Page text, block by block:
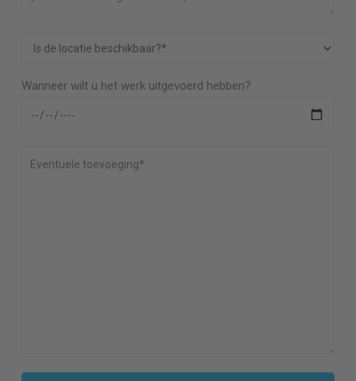
Wanneer wilt u het werk uitgevoerd hebben?